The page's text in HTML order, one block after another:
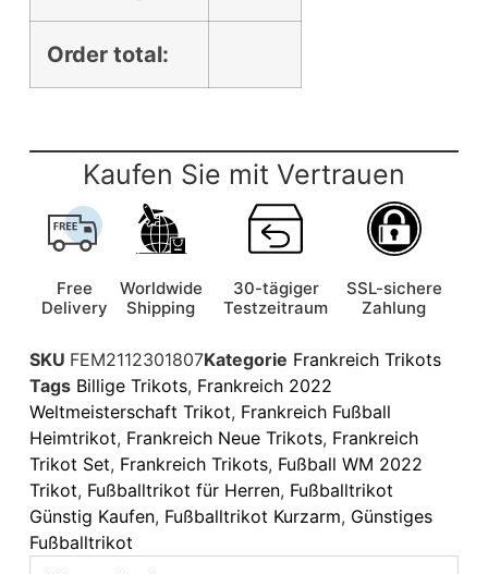
Order total:
Kaufen Sie mit Vertrauen
Free
Delivery
Worldwide
Shipping
30-tägiger
Testzeitraum
SSL-sichere
Zahlung
SKU FEM2112301807Kategorie Frankreich Trikots
Tags Billige Trikots, Frankreich 2022
Weltmeisterschaft Trikot, Frankreich Fußball
Heimtrikot, Frankreich Neue Trikots, Frankreich
Trikot Set, Frankreich Trikots, Fußball WM 2022
Trikot, Fußballtrikot für Herren, Fußballtrikot
Günstig Kaufen, Fußballtrikot Kurzarm, Günstiges
Fußballtrikot